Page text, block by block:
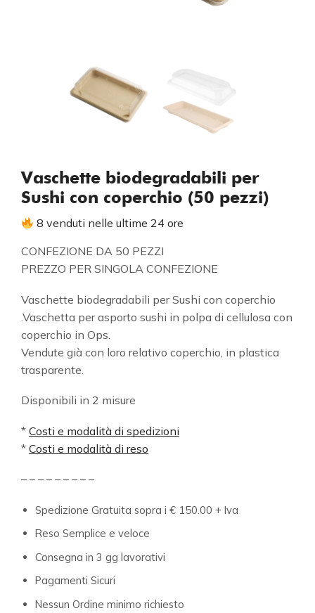
Vaschette biodegradabili per
Sushi con coperchio (50 pezzi)
8 venduti nelle ultime 24 ore
CONFEZIONE DA 50 PEZZI
PREZZO PER SINGOLA CONFEZIONE
Vaschette biodegradabili per Sushi con coperchio
.Vaschetta per asporto sushi in polpa di cellulosa con
coperchio in Ops.
Vendute già con loro relativo coperchio, in plastica
trasparente.
Disponibili in 2 misure
* Costi e modalità di spedizioni
* Costi e modalità di reso
– – – – – – – – –
Spedizione Gratuita sopra i € 150.00 + Iva
Reso Semplice e veloce
Consegna in 3 gg lavorativi
Pagamenti Sicuri
Nessun Ordine minimo richiesto